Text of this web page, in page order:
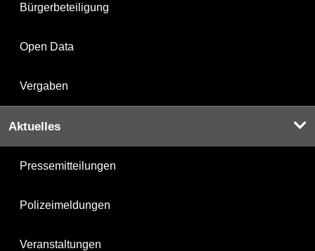
Bürgerbeteiligung
Open Data
Vergaben
Aktuelles
Pressemitteilungen
Polizeimeldungen
Veranstaltungen